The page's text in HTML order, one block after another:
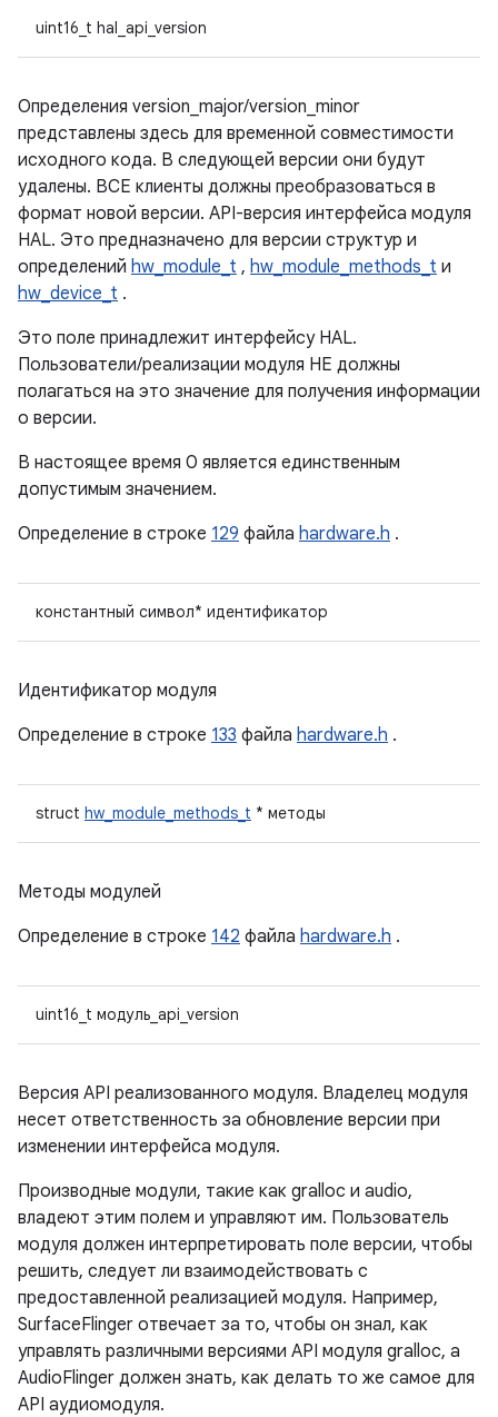
uint16_t hal_api_version
Определения version_major/version_minor
представлены здесь для временной совместимости
исходного кода. В следующей версии они будут
удалены. ВСЕ клиенты должны преобразоваться в
формат новой версии. API-версия интерфейса модуля
HAL. Это предназначено для версии структур и
определений hw_module_t , hw_module_methods_t и
hw_device_t .
Это поле принадлежит интерфейсу HAL.
Пользователи/реализации модуля НЕ должны
полагаться на это значение для получения информации
о версии.
В настоящее время 0 является единственным
допустимым значением.
Определение в строке 129 файла hardware.h .
константный символ* идентификатор
Идентификатор модуля
Определение в строке 133 файла hardware.h .
struct hw_module_methods_t * методы
Методы модулей
Определение в строке 142 файла hardware.h .
uint16_t модуль_api_version
Версия API реализованного модуля. Владелец модуля
несет ответственность за обновление версии при
изменении интерфейса модуля.
Производные модули, такие как gralloc и audio,
владеют этим полем и управляют им. Пользователь
модуля должен интерпретировать поле версии, чтобы
решить, следует ли взаимодействовать с
предоставленной реализацией модуля. Например,
SurfaceFlinger отвечает за то, чтобы он знал, как
управлять различными версиями API модуля gralloc, а
AudioFlinger должен знать, как делать то же самое для
API аудиомодуля.